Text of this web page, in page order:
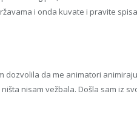
i onda kuvate i pravite
dozvolila da me animatori
nisam vežbala. Došla sam iz